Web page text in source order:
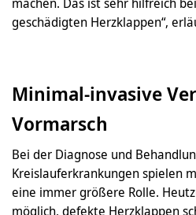
geschädigten Herzklappen“,
Minimal-invasive
Vormarsch
Bei der Diagnose und
Kreislauferkrankungen spielen
eine immer größere Rolle.
möglich, defekte Herzklappen